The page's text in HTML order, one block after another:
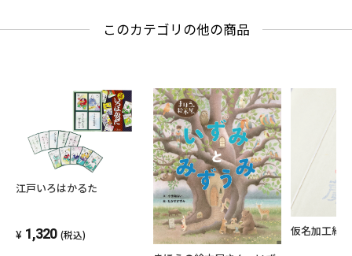
このカテゴリの他の商品
江戸いろはかるた
1,320 (税込)
仮名加工